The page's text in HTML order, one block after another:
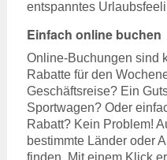
entspanntes
Einfach online buchen
Online-Buchungen sind
Rabatte für den
Geschäftsreise? Ein
Sportwagen? Oder
Rabatt? Kein Problem!
bestimmte Länder oder
finden. Mit einem Klick